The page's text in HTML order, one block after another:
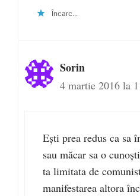
Încarc...
Sorin
4 martie 2016 la
Ești prea redus ca sa
sau măcar sa o
ta limitata de
manifestarea altora